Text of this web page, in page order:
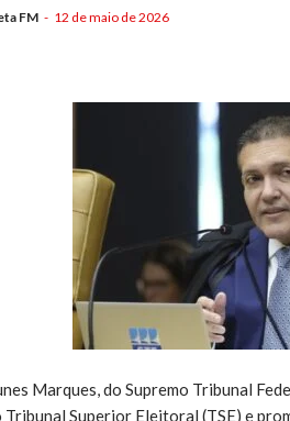
FM 12 de maio de 2026
Marques, do Supremo Tribunal
Superior Eleitoral (TSE) e